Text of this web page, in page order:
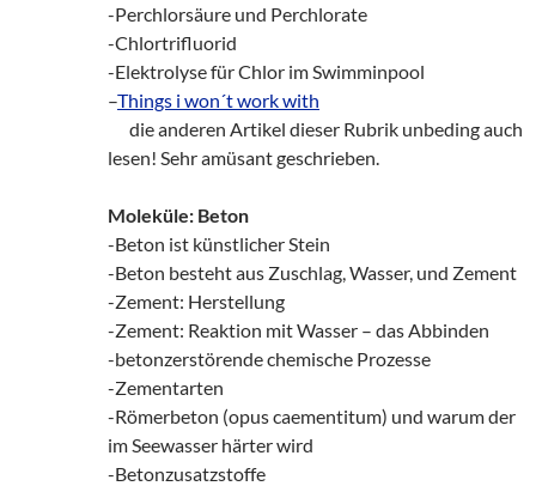
-Perchlorsäure und Perchlorate
-Chlortrifluorid
-Elektrolyse für Chlor im Swimminpool
–Things i won´t work with
die anderen Artikel dieser Rubrik unbeding auch
lesen! Sehr amüsant geschrieben.
Moleküle: Beton
-Beton ist künstlicher Stein
-Beton besteht aus Zuschlag, Wasser, und Zement
-Zement: Herstellung
-Zement: Reaktion mit Wasser – das Abbinden
-betonzerstörende chemische Prozesse
-Zementarten
-Römerbeton (opus caementitum) und warum der
im Seewasser härter wird
-Betonzusatzstoffe